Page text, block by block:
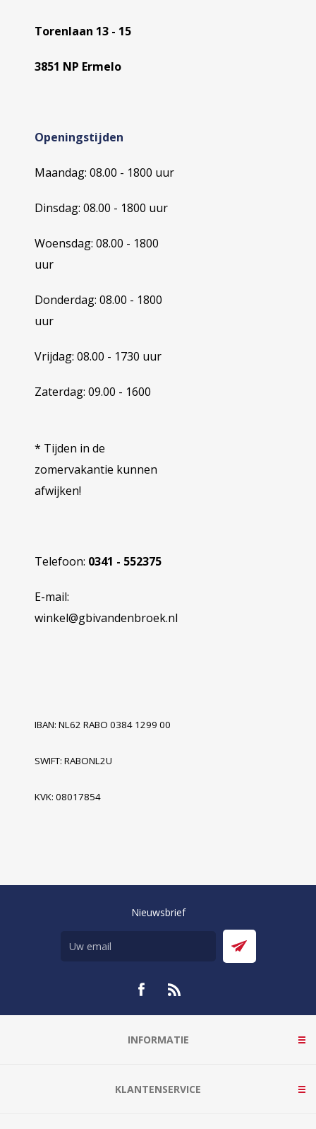
Torenlaan 13 - 15
3851 NP Ermelo
Openingstijden
Maandag: 08.00 - 1800 uur
Dinsdag: 08.00 - 1800 uur
Woensdag: 08.00 - 1800
uur
Donderdag: 08.00 - 1800
uur
Vrijdag: 08.00 - 1730 uur
Zaterdag: 09.00 - 1600
* Tijden in de
zomervakantie kunnen
afwijken!
Telefoon: 0341 - 552375
E-mail:
winkel@gbivandenbroek.nl
IBAN: NL62 RABO 0384 1299 00
SWIFT: RABONL2U
KVK: 08017854
Nieuwsbrief
INFORMATIE
KLANTENSERVICE